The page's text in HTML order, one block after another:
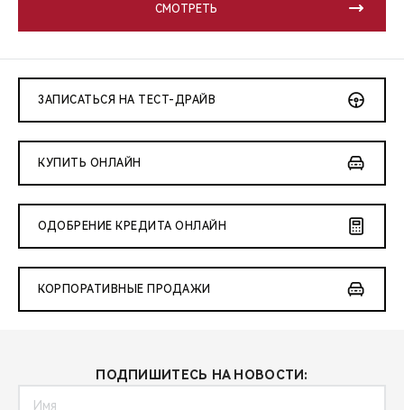
СМОТРЕТЬ
ЗАПИСАТЬСЯ НА ТЕСТ-ДРАЙВ
КУПИТЬ ОНЛАЙН
ОДОБРЕНИЕ КРЕДИТА ОНЛАЙН
КОРПОРАТИВНЫЕ ПРОДАЖИ
ПОДПИШИТЕСЬ НА НОВОСТИ: